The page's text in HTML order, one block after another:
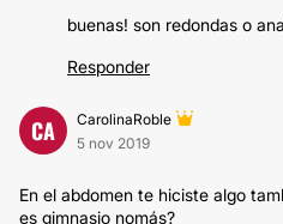
buenas! son redondas o
Responder
CA
CarolinaRoble
5 nov 2019
En el abdomen te hiciste algo
es gimnasio nomás?